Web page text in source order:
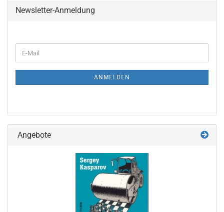
Newsletter-Anmeldung
ZUR
E-
Mail
ANMELDEN
Angebote